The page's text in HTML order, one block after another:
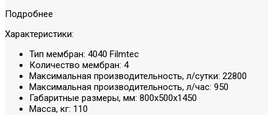
Подробнее
Характеристики:
Тип мембран: 4040 Filmtec
Количество мембран: 4
Максимальная производительность, л/сутки: 22800
Максимальная производительность, л/час: 950
Габаритные размеры, мм: 800х500х1450
Масса, кг: 110